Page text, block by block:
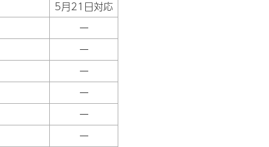
5月21日対応
ー
ー
ー
ー
ー
ー